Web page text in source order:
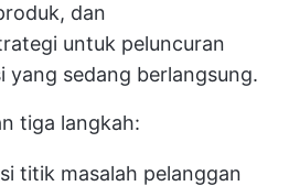
dan
untuk peluncuran
yang sedang berlangsung.
tiga langkah:
titik masalah pelanggan